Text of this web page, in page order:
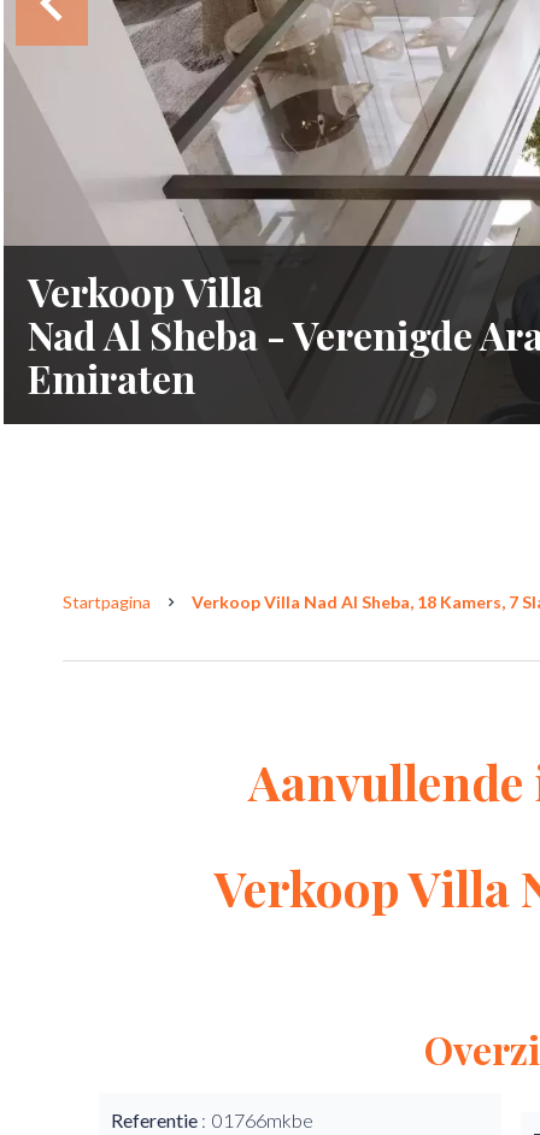
Verkoop Villa
Nad Al Sheba - Verenigde
Emiraten
Startpagina Verkoop Villa Nad Al Sheba, 18 Kamers, 7
Verkoop Villa
Referentie 01766mkbe